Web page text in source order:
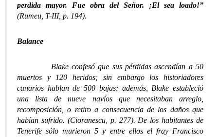
perdida mayor. Fue obra del Señor. ¡El sea loado!”
(Rumeu, T-III, p. 194).
Balance
Blake confesó que sus pérdidas ascendían a 50
muertos y 120 heridos; sin embargo los historiadores
canarios hablan de 500 bajas; además, Blake estableció
una lista de nueve navíos que necesitaban arreglo,
recomposición, o retiro a consecuencia de los daños que
habían sufrido. (Cioranescu, p. 277). De los habitantes de
Tenerife sólo murieron 5 y entre ellos el fray Francisco